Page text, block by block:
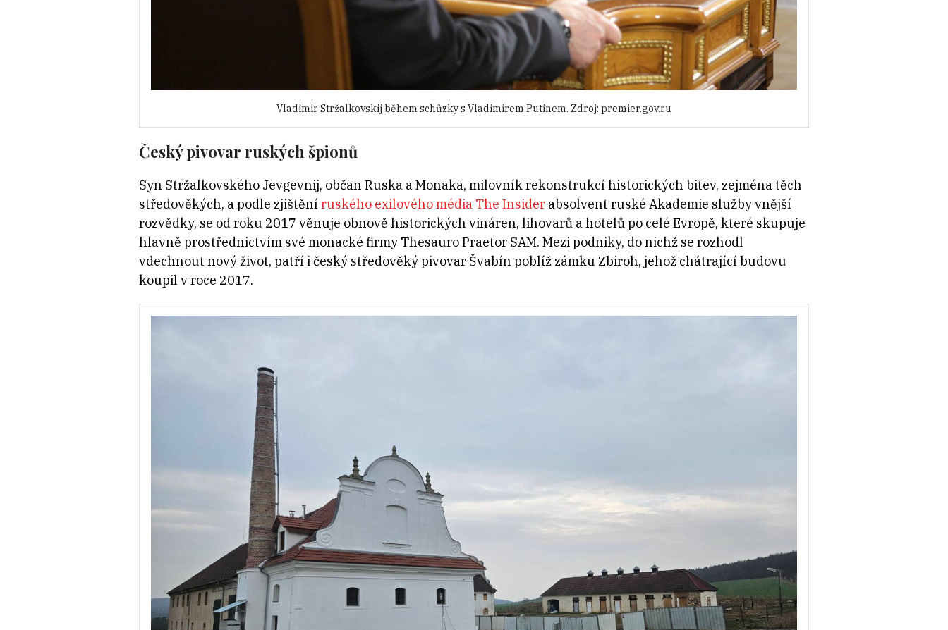
Vladimir Stržalkovskij během schůzky s Vladimirem Putinem. Zdroj: premier.gov.ru
Český pivovar ruských špionů
Syn Stržalkovského Jevgevnij, občan Ruska a Monaka, milovník rekonstrukcí historických bitev, zejména těch
středověkých, a podle zjištění ruského exilového média The Insiderabsolvent ruské Akademie služby vnější
rozvědky, se od roku 2017 věnuje obnově historických vináren, lihovarů a hotelů po celé Evropě, které skupuje
hlavně prostřednictvím své monacké firmy Thesauro Praetor SAM. Mezi podniky, do nichž se rozhodl
vdechnout nový život, patří i český středověký pivovar Švabín poblíž zámku Zbiroh, jehož chátrající budovu
koupil v roce 2017.